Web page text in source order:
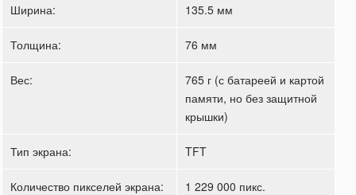
Ширина: 135.5 мм
Толщина: 76 мм
Вес:
765 г (с батареей и картой
памяти, но без защитной
крышки)
Тип экрана: TFT
Количество пикселей экрана: 1 229 000 пикс.